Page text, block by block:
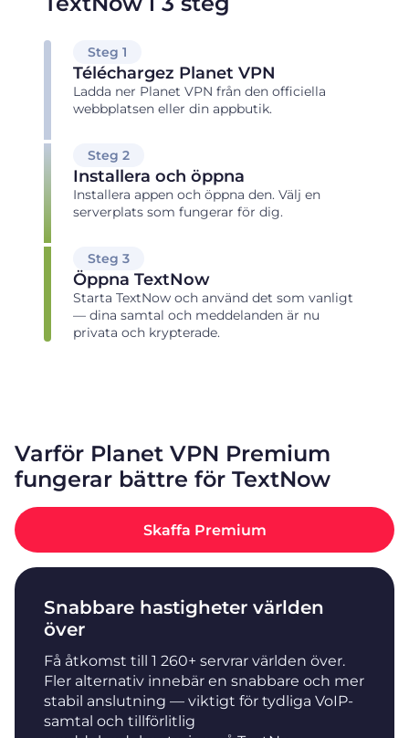
Steg 1
Téléchargez Planet VPN
Ladda ner Planet VPN från den officiella
webbplatsen eller din appbutik.
Steg 2
Installera och öppna
Installera appen och öppna den. Välj en
serverplats som fungerar för dig.
Steg 3
Öppna TextNow
Starta TextNow och använd det som vanligt
— dina samtal och meddelanden är nu
privata och krypterade.
Varför Planet VPN Premium
fungerar bättre för TextNow
Skaffa Premium
Snabbare hastigheter världen
över
Få åtkomst till 1 260+ servrar världen över.
Fler alternativ innebär en snabbare och mer
stabil anslutning — viktigt för tydliga VoIP-
samtal och tillförlitlig